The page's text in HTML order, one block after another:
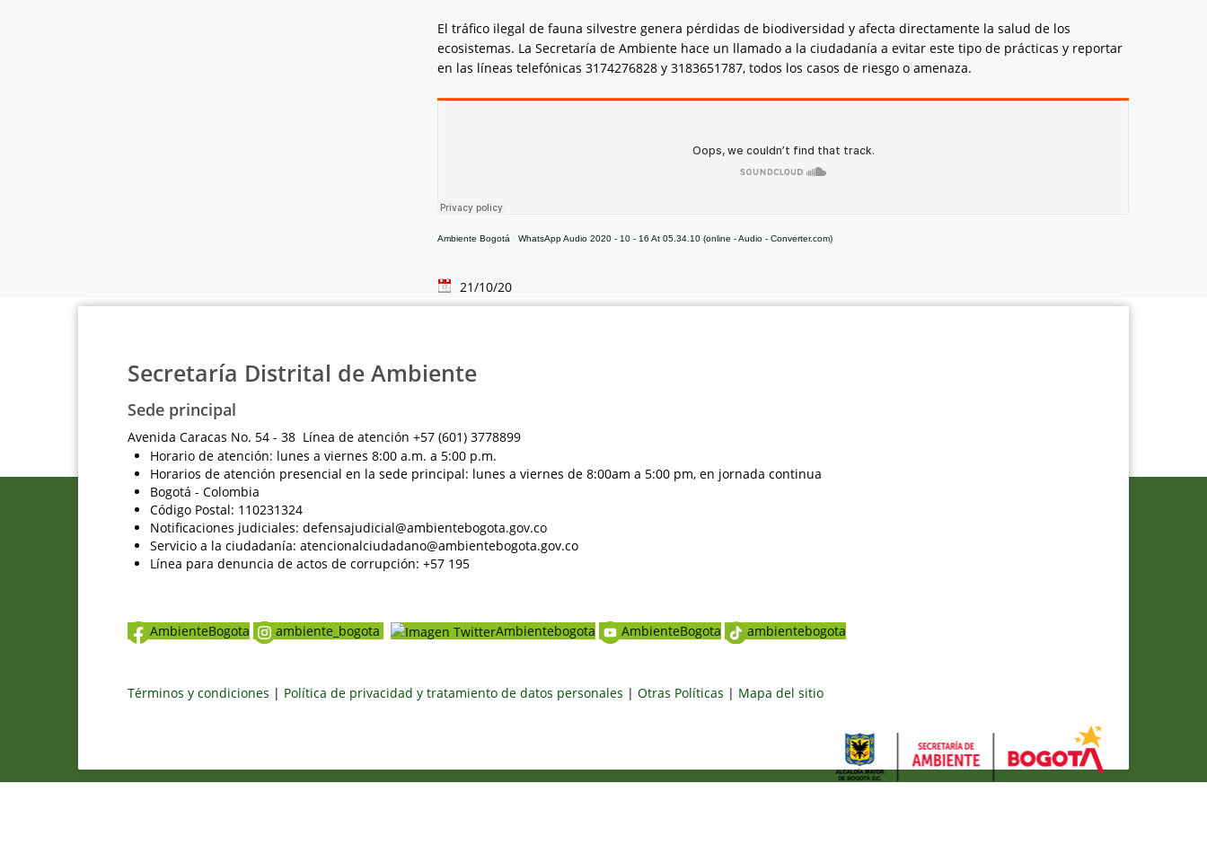
El tráfico ilegal de fauna silvestre genera pérdidas de biodiversidad y afecta directamente la salud de los
ecosistemas. La Secretaría de Ambiente hace un llamado a la ciudadanía a evitar este tipo de prácticas y reportar
en las líneas telefónicas 3174276828 y 3183651787, todos los casos de riesgo o amenaza.
Ambiente Bogotá · WhatsApp Audio 2020 - 10 - 16 At 05.34.10 (online - Audio - Converter.com)
21/10/20
Secretaría Distrital de Ambiente
Sede principal
Avenida Caracas No. 54 - 38 Línea de atención +57 (601) 3778899
Horario de atención: lunes a viernes 8:00 a.m. a 5:00 p.m.
Horarios de atención presencial en la sede principal: lunes a viernes de 8:00am a 5:00 pm, en jornada continua
Bogotá - Colombia
Código Postal: 110231324
Notificaciones judiciales: defensajudicial@ambientebogota.gov.co
Servicio a la ciudadanía: atencionalciudadano@ambientebogota.gov.co
Línea para denuncia de actos de corrupción: +57 195
AmbienteBogota ambiente_bogota Ambientebogota AmbienteBogota ambientebogota
Términos y condiciones | Política de privacidad y tratamiento de datos personales | Otras Políticas | Mapa del sitio